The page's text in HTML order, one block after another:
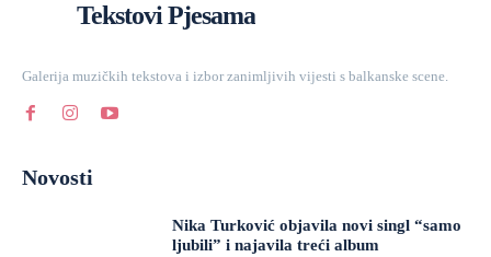
Tekstovi Pjesama
Galerija muzičkih tekstova i izbor zanimljivih vijesti s balkanske scene.
Novosti
Nika Turković objavila novi singl “samo
ljubili” i najavila treći album